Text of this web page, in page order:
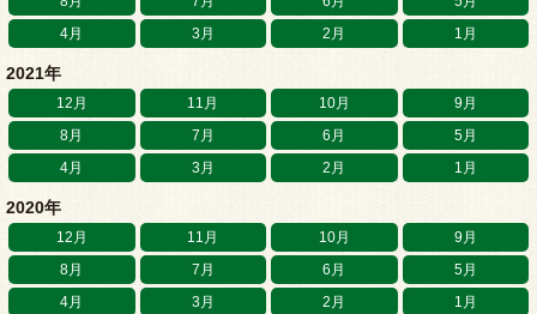
4月
3月 2月 1月
2021年
12月 11月 10月
9月
8月
7月 6月
5月
4月
3月 2月 1月
2020年
12月 11月 10月
9月
8月
7月 6月
5月
4月
3月 2月 1月